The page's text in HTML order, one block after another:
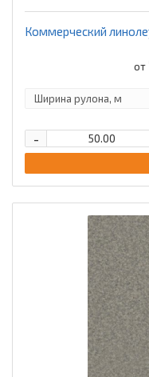
Коммерческий
от
-